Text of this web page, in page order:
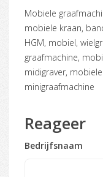
mobiele graafmachines, mobiel, graver, mobieltje,
mobiele kraan,
HGM, mobiel,
graafmachine,
midigraver,
minigraafmachine
Reageer
Bedrijfsnaam